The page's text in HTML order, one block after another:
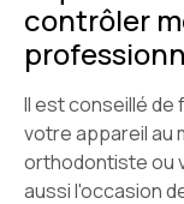
contrôler
Il est conseillé
votre appareil au
orthodontiste ou
aussi l'occasion